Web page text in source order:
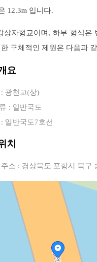
12.3m 입니다.
상자형교이며, 하부 형식은
구체적인 제원은 다음과
요
광천교(상)
: 일반국도
일반국도7호선
치
소 : 경상북도 포항시 북구